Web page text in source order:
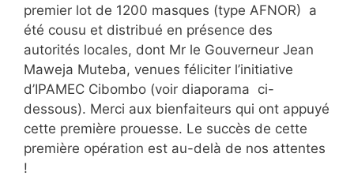
premier lot de 1200 masques (type AFNOR) a
été cousu et distribué en présence des
autorités locales, dont Mr le Gouverneur Jean
Maweja Muteba, venues féliciter l’initiative
d’IPAMEC Cibombo (voir diaporama ci-
dessous). Merci aux bienfaiteurs qui ont appuyé
cette première prouesse. Le succès de cette
première opération est au-delà de nos attentes
!